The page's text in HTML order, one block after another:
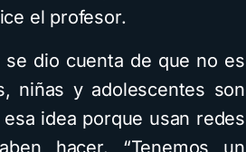
el profesor.
dio cuenta de que no es
niñas y adolescentes son
idea porque usan redes
hacer. “Tenemos un